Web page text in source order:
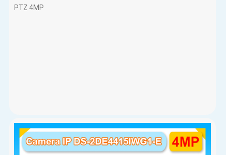
PTZ 4MP